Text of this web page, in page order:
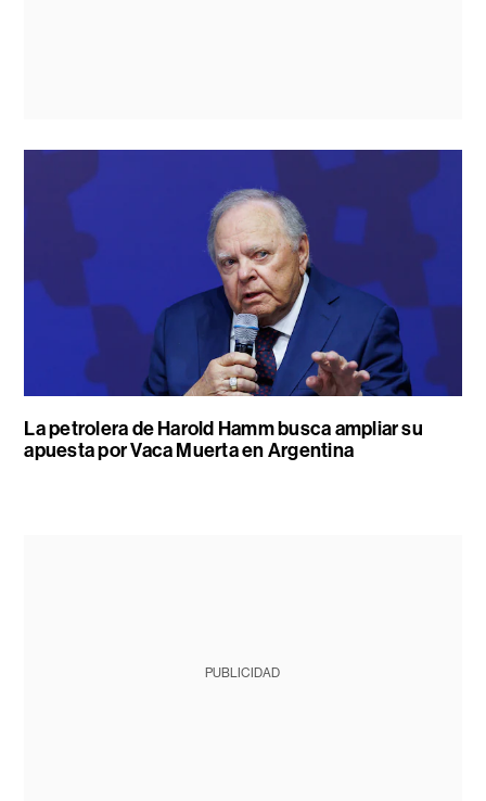
La petrolera de Harold Hamm busca ampliar su
apuesta por Vaca Muerta en Argentina
PUBLICIDAD